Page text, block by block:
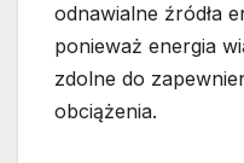
odnawialne źródła
ponieważ energia
zdolne do
obciążenia.